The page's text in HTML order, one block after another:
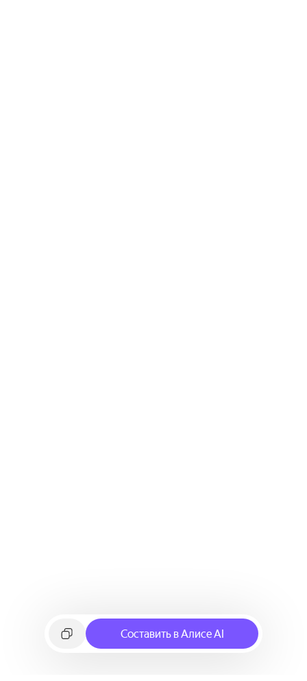
Составить в Алисе AI